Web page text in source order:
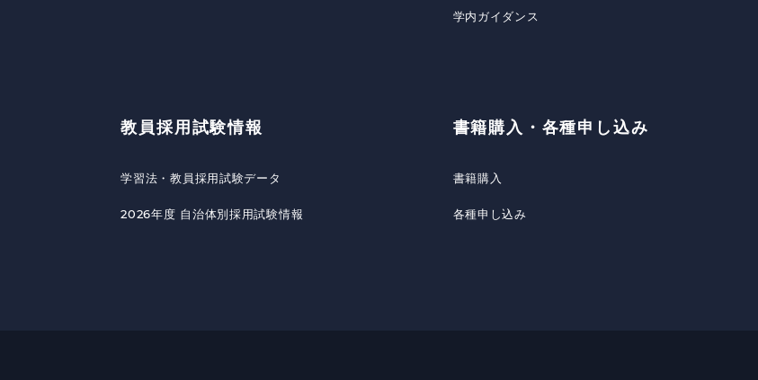
教員採用試験情報
学習法・教員採用試験データ
2026年度 自治体別採用試験情報
学内ガイダンス
書籍購入・各種申し込み
書籍購入
各種申し込み